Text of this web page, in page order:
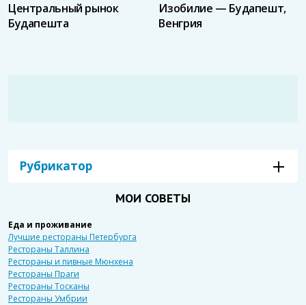
Центральный рынок
Будапешта
Изобилие — Будапешт,
Венгрия
Рубрикатор
МОИ СОВЕТЫ
Еда и проживание
Лучшие рестораны Петербурга
Рестораны Таллина
Рестораны и пивные Мюнхена
Рестораны Праги
Рестораны Тосканы
Рестораны Умбрии